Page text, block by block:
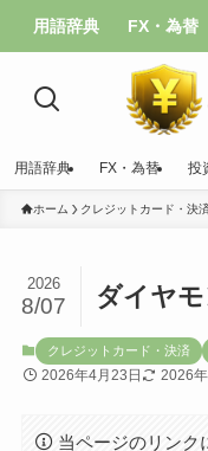
用語辞典 FX・為替
用語辞典 FX・為替 投
ホーム クレジットカード・決
ダイヤ
2026
8/07
クレジットカード・決済
2026年4月23日 2026
当ページのリンク